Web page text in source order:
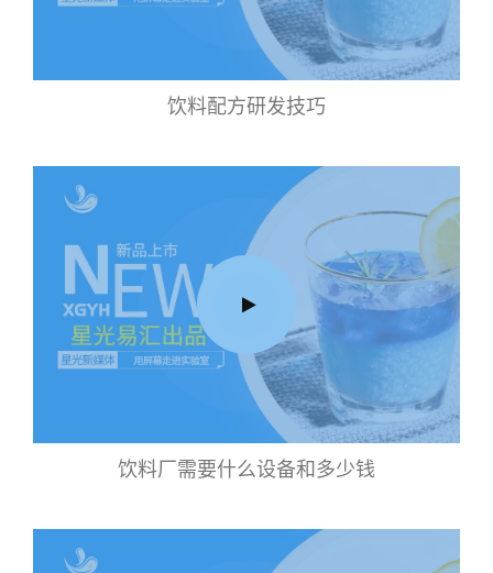
饮料配方研发技巧
饮料厂需要什么设备和多少钱